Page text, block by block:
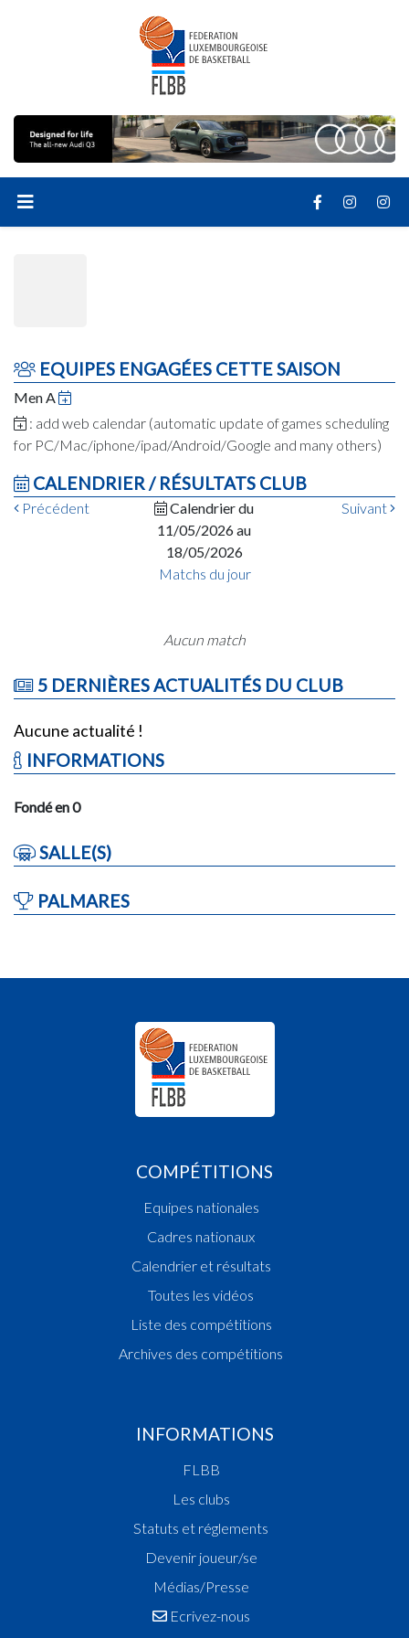
EQUIPES ENGAGÉES CETTE SAISON
Men A
: add web calendar (automatic update of games scheduling
for PC/Mac/iphone/ipad/Android/Google and many others)
CALENDRIER / RÉSULTATS CLUB
Précédent
Calendrier du
11/05/2026 au
18/05/2026
Suivant
Matchs du jour
Aucun match
5 DERNIÈRES ACTUALITÉS DU CLUB
Aucune actualité !
INFORMATIONS
Fondé en 0
SALLE(S)
PALMARES
COMPÉTITIONS
Equipes nationales
Cadres nationaux
Calendrier et résultats
Toutes les vidéos
Liste des compétitions
Archives des compétitions
INFORMATIONS
FLBB
Les clubs
Statuts et réglements
Devenir joueur/se
Médias/Presse
Ecrivez-nous